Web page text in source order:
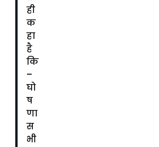
ही
क
हा
है
कि
–
घो
ष
णा
स
भी